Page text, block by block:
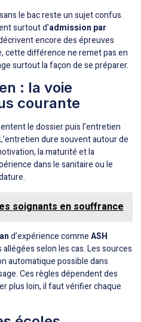
sans le bac reste un sujet confus.
surtout d’admission par
encore des épreuves
cette différence ne remet pas en
surtout la façon de se préparer.
: la voie
courante
le dossier puis l’entretien
dure souvent autour de
la maturité et la
dans le sanitaire ou le
soignants en souffrance
d’expérience commeASH
selon les cas. Les sources
automatique possible dans
Ces règles dépendent des
plus loin, il faut vérifier chaque